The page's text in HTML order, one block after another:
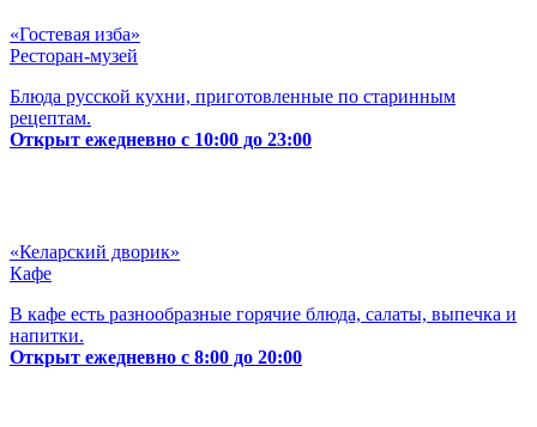
«Гостевая изба»
Ресторан-музей
Блюда русской кухни, приготовленные по старинным
рецептам.
Открыт ежедневно с 10:00 до 23:00
«Келарский дворик»
Кафе
В кафе есть разнообразные горячие блюда, салаты, выпечка и
напитки.
Открыт ежедневно с 8:00 до 20:00